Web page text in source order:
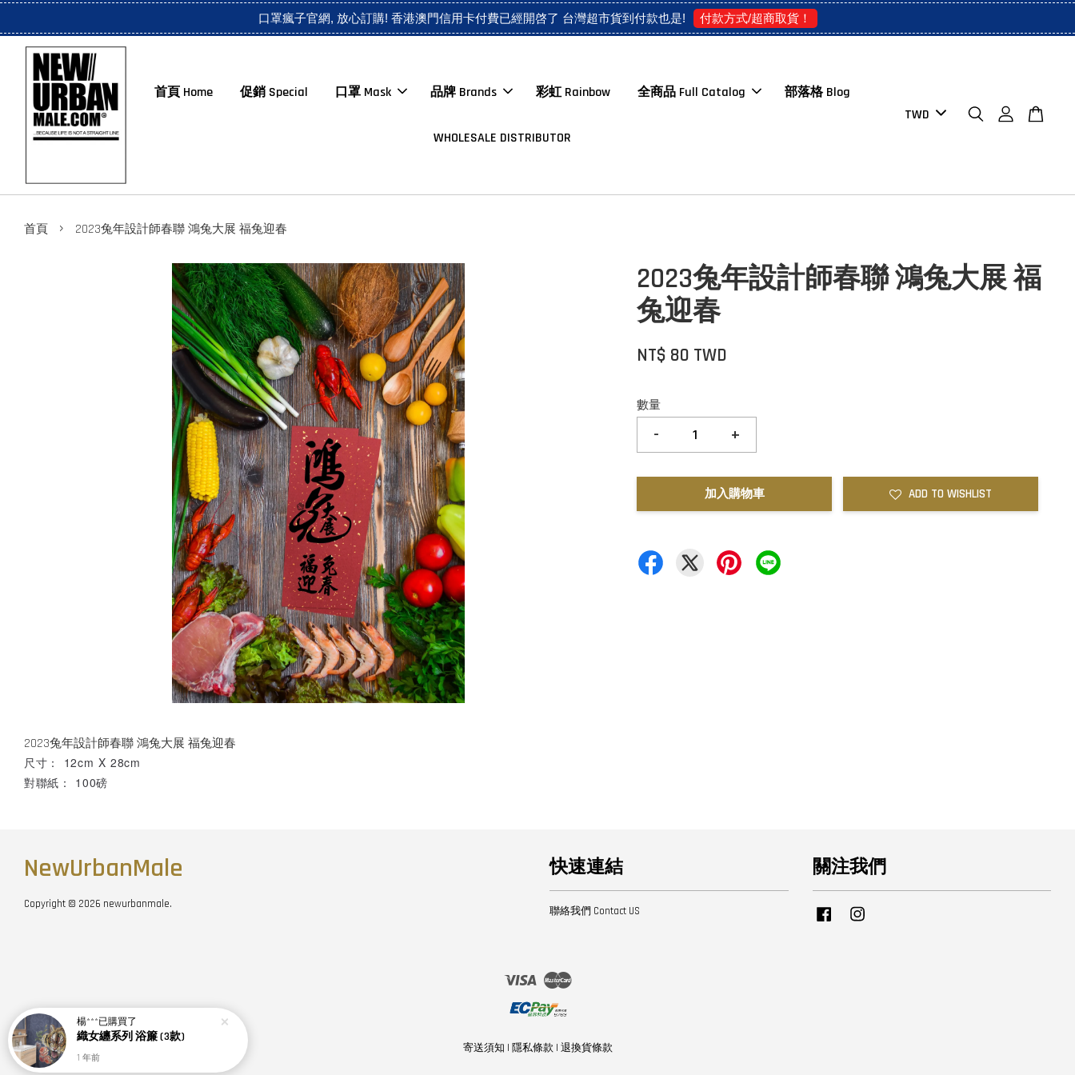
口罩瘋子官網, 放心訂購! 香港澳門信用卡付費已經開啓了 台灣超市貨到付款也是! 付款方式/超商取貨！
首頁 Home 促銷 Special 口罩 Mask 品牌 Brands 彩虹 Rainbow 全商品 Full Catalog 部落格 Blog
WHOLESALE DISTRIBUTOR
首頁 › 2023兔年設計師春聯 鴻兔大展 福兔迎春
2023兔年設計師春聯 鴻兔大展 福
兔迎春
NT$ 80 TWD
數量
- +
加入購物車 ADD TO WISHLIST
2023兔年設計師春聯 鴻兔大展 福兔迎春
尺寸： 12cm X 28cm
對聯紙： 100磅
NewUrbanMale
Copyright © 2026 newurbanmale.
快速連結
聯絡我們 Contact US
關注我們
Facebook
Visa Master
寄送須知 | 隱私條款 | 退換貨條款
楊***已購買了
織女纏系列 浴簾 (3款)
1 年前